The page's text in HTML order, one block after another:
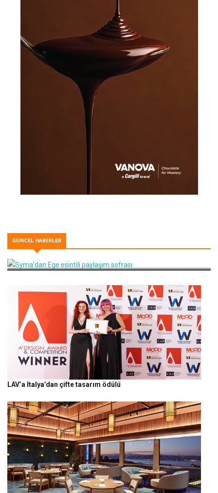
GÜNCEL HABERLER
Syma’dan Ege esintili paylaşım sofrası
LAV’a İtalya’dan çifte tasarım ödülü